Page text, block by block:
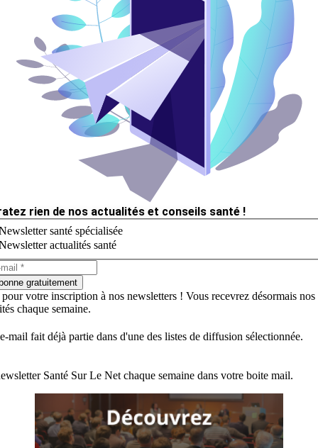
rien de nos actualités et conseils santé !
santé spécialisée
actualités santé
gratuitement
votre inscription à nos newsletters ! Vous recevrez désormais nos
chaque semaine.
mail fait déjà partie dans d'une des listes de diffusion sélectionnée.
Santé Sur Le Net chaque semaine dans votre boite mail.